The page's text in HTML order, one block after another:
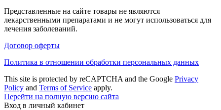
Представленные на сайте товары не являются
лекарственными препаратами и не могут использоваться для
лечения заболеваний.
Договор оферты
Политика в отношении обработки персональных данных
This site is protected by reCAPTCHA and the Google Privacy
Policy and Terms of Service apply.
Перейти на полную версию сайта
Вход в личный кабинет